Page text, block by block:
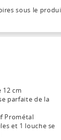
sous le
12 cm
parfaite de la
Prométal
et 1 louche se